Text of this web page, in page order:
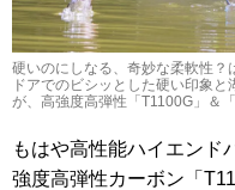
硬いのにしなる、奇妙な柔軟性？
ドアでのビシッとした硬い印象
が、高強度高弾性「T1100G」＆
もはや高性能ハイエンド
強度高弾性カーボン「